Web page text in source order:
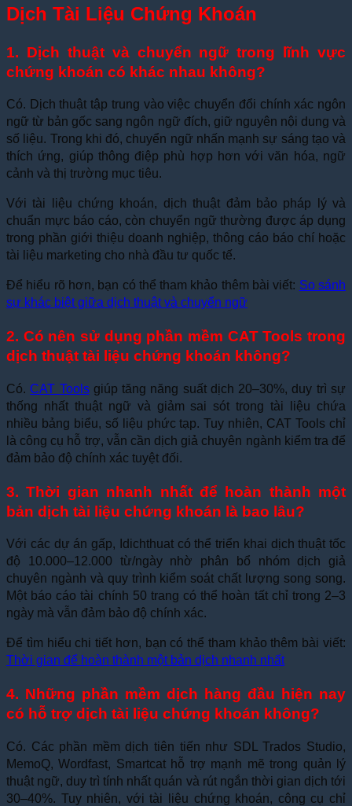
Dịch Tài Liệu Chứng Khoán
1. Dịch thuật và chuyển ngữ trong lĩnh vực
chứng khoán có khác nhau không?
Có. Dịch thuật tập trung vào việc chuyển đổi chính xác ngôn
ngữ từ bản gốc sang ngôn ngữ đích, giữ nguyên nội dung và
số liệu. Trong khi đó, chuyển ngữ nhấn mạnh sự sáng tạo và
thích ứng, giúp thông điệp phù hợp hơn với văn hóa, ngữ
cảnh và thị trường mục tiêu.
Với tài liệu chứng khoán, dịch thuật đảm bảo pháp lý và
chuẩn mực báo cáo, còn chuyển ngữ thường được áp dụng
trong phần giới thiệu doanh nghiệp, thông cáo báo chí hoặc
tài liệu marketing cho nhà đầu tư quốc tế.
Để hiểu rõ hơn, bạn có thể tham khảo thêm bài viết: So sánh
sự khác biệt giữa dịch thuật và chuyển ngữ
2. Có nên sử dụng phần mềm CAT Tools trong
dịch thuật tài liệu chứng khoán không?
Có.CAT Toolsgiúp tăng năng suất dịch 20–30%, duy trì sự
thống nhất thuật ngữ và giảm sai sót trong tài liệu chứa
nhiều bảng biểu, số liệu phức tạp. Tuy nhiên, CAT Tools chỉ
là công cụ hỗ trợ, vẫn cần dịch giả chuyên ngành kiểm tra để
đảm bảo độ chính xác tuyệt đối.
3. Thời gian nhanh nhất để hoàn thành một
bản dịch tài liệu chứng khoán là bao lâu?
Với các dự án gấp, Idichthuat có thể triển khai dịch thuật tốc
độ 10.000–12.000 từ/ngày nhờ phân bổ nhóm dịch giả
chuyên ngành và quy trình kiểm soát chất lượng song song.
Một báo cáo tài chính 50 trang có thể hoàn tất chỉ trong 2–3
ngày mà vẫn đảm bảo độ chính xác.
Để tìm hiểu chi tiết hơn, bạn có thể tham khảo thêm bài viết:
Thời gian để hoàn thành một bản dịch nhanh nhất
4. Những phần mềm dịch hàng đầu hiện nay
có hỗ trợ dịch tài liệu chứng khoán không?
Có. Các phần mềm dịch tiên tiến như SDL Trados Studio,
MemoQ, Wordfast, Smartcat hỗ trợ mạnh mẽ trong quản lý
thuật ngữ, duy trì tính nhất quán và rút ngắn thời gian dịch tới
30–40%. Tuy nhiên, với tài liệu chứng khoán, công cụ chỉ